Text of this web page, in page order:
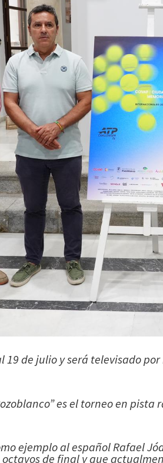
19 de julio y será televisado
es el torneo en
ejemplo al español Rafael
de final y que